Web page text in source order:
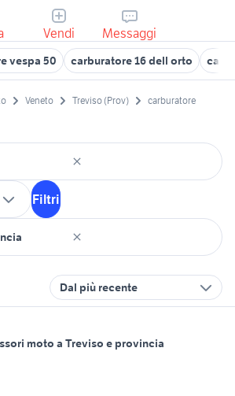
Vendi Messaggi
vespa 50 carburatore 16 dell orto
Veneto Treviso (Prov) carburatore
Filtri
Dal più recente
moto a Treviso e provincia